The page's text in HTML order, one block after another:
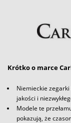
Krótko o marce
Niemieckie
jakości i
Modele te
pokazują, że